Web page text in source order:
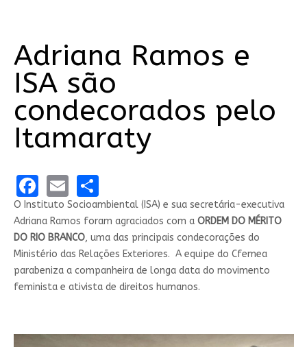
Adriana Ramos e
ISA são
condecorados pelo
Itamaraty
Facebook
EmailShare
O Instituto Socioambiental (ISA) e sua secretária-executiva
Adriana Ramos foram agraciados com a ORDEM DO MÉRITO
DO RIO BRANCO, uma das principais condecorações do
Ministério das Relações Exteriores. A equipe do Cfemea
parabeniza a companheira de longa data do movimento
feminista e ativista de direitos humanos.